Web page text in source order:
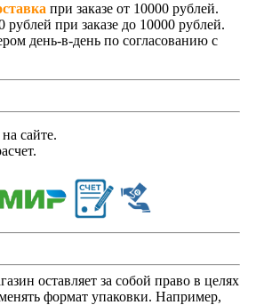
при заказе от 10000 рублей.
рублей при заказе до 10000 рублей.
день-в-день по согласованию с
сайте.
оставляет за собой право в целях
формат упаковки. Например,